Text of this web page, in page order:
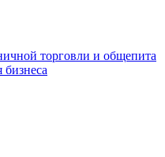
торговли и общепита